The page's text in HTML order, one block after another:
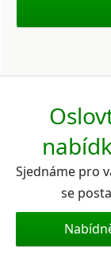
Sjednáme pro
se